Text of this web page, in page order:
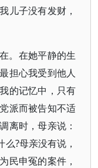
儿子没有发财，
。在她平静的生
担心我受到他人
的记忆中，只有
派而被告知不适
离时，母亲说：
?母亲没有说，
民申冤的案件，